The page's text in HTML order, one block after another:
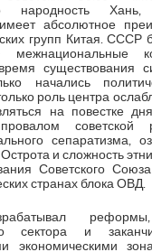
народность Хань,
абсолютное
групп Китая. СССР
межнациональные
существования
начались
роль центра
на повестке
сепаратизма,
и сложность
Советского
странах блока ОВД.
сектора и
экономическими